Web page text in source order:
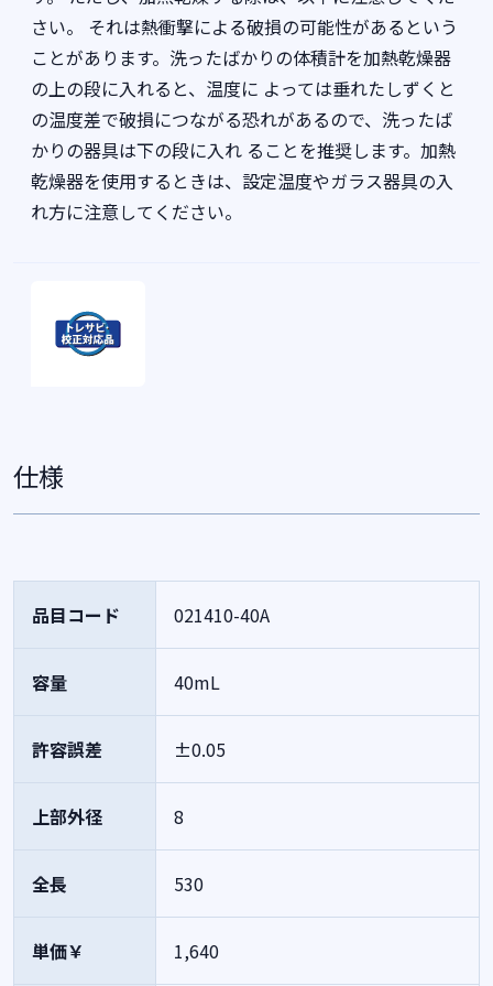
さい。 それは熱衝撃による破損の可能性があるという
ことがあります。洗ったばかりの体積計を加熱乾燥器
の上の段に入れると、温度に よっては垂れたしずくと
の温度差で破損につながる恐れがあるので、洗ったば
かりの器具は下の段に入れ ることを推奨します。加熱
乾燥器を使用するときは、設定温度やガラス器具の入
れ方に注意してください。
仕様
品目コード 021410-40A
容量 40mL
許容誤差 ±0.05
上部外径 8
全長 530
単価￥ 1,640